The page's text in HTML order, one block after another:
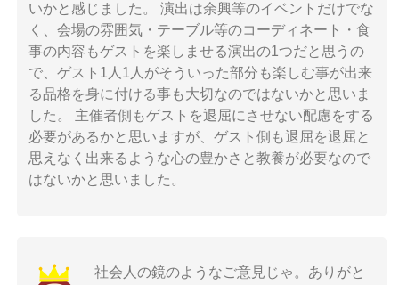
いかと感じました。 演出は余興等のイベントだけでな
く、会場の雰囲気・テーブル等のコーディネート・食
事の内容もゲストを楽しませる演出の1つだと思うの
で、ゲスト1人1人がそういった部分も楽しむ事が出来
る品格を身に付ける事も大切なのではないかと思いま
した。 主催者側もゲストを退屈にさせない配慮をする
必要があるかと思いますが、ゲスト側も退屈を退屈と
思えなく出来るような心の豊かさと教養が必要なので
はないかと思いました。
社会人の鏡のようなご意見じゃ。ありがと